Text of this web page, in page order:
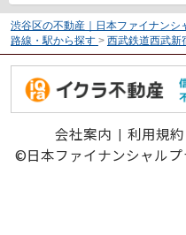
渋谷区の不動産｜日本ファイナンシ
路線・駅から探す > 西武鉄道西武新
会社案内 利用規約
©日本ファイナンシャルプ